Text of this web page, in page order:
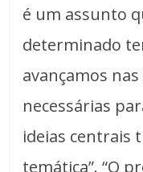
é um assunto
determinado
avançamos
necessárias
ideias centrais
temática”. “O